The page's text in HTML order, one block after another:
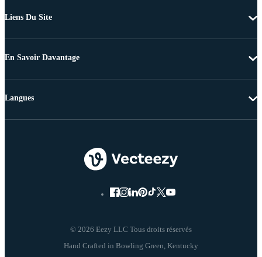
Liens Du Site
En Savoir Davantage
© 2026 Eezy LLC Tous droits réservés
Langues